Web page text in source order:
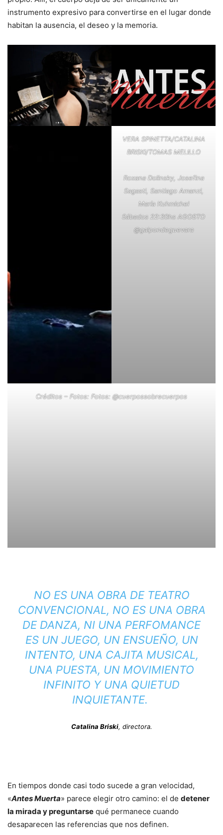
instrumento expresivo para convertirse en el lugar donde
habitan la ausencia, el deseo y la memoria.
VERA SPINETTA/CATALINA
BRISKI/TOMAS MELILLO
Roxana Dolinsky, Josefina
Sagasti, Santiago Amanzi,
María Kuhmichel
Sábados 22:30hs AGOSTO
@galpondeguevara
Créditos – Fotos: Fotos: @cuerpossobrecuerpos
NO ES UNA OBRA DE TEATRO
CONVENCIONAL, NO ES UNA OBRA
DE DANZA, NI UNA PERFOMANCE
ES UN JUEGO, UN ENSUEÑO, UN
INTENTO, UNA CAJITA MUSICAL,
UNA PUESTA, UN MOVIMIENTO
INFINITO Y UNA QUIETUD
INQUIETANTE.
Catalina Briski, directora.
En tiempos donde casi todo sucede a gran velocidad,
«Antes Muerta» parece elegir otro camino: el de detener
la mirada y preguntarse qué permanece cuando
desaparecen las referencias que nos definen.